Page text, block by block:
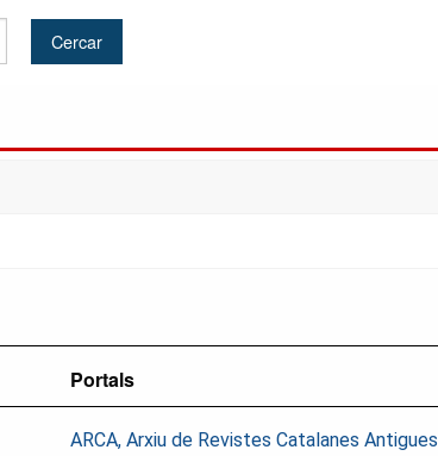
Portals
ARCA, Arxiu de Revistes Catalanes Antigues